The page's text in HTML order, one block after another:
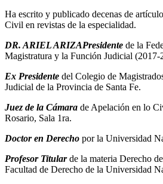
Ha escrito y publicado decenas de
Civil en revistas de la especialidad.
DR. ARIEL ARIZAPresidente de la
Magistratura y la Función Judicial (2017-
Ex Presidente del Colegio de
Judicial de la Provincia de Santa Fe.
Juez de la Cámara de Apelación en lo
Rosario, Sala 1ra.
Doctor en Derecho por la Universidad
Profesor Titularde la materia Derecho
Facultad de Derecho de la Universidad